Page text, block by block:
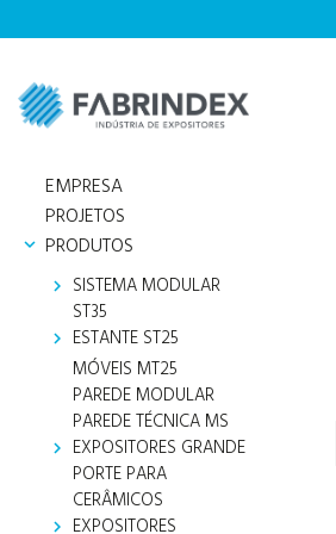
EMPRESA
PROJETOS
keyboard_arrow_down PRODUTOS
keyboard_arrow_right
SISTEMA MODULAR
ST35
keyboard_arrow_right
ESTANTE ST25
MÓVEIS MT25
PAREDE MODULAR
PAREDE TÉCNICA MS
keyboard_arrow_right
EXPOSITORES GRANDE
PORTE PARA
CERÂMICOS
keyboard_arrow_right
EXPOSITORES